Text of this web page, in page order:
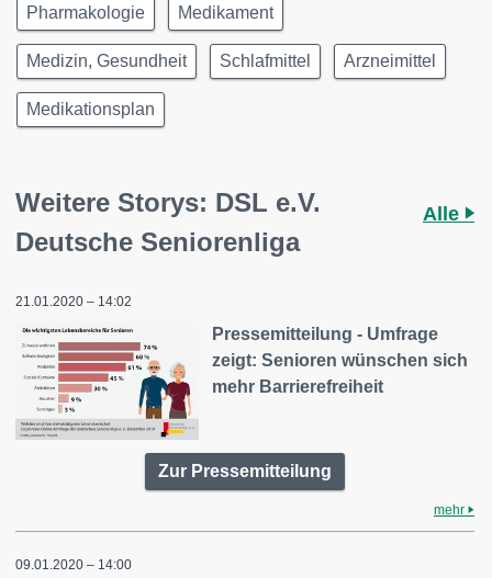
Pharmakologie Medikament
Medizin, Gesundheit Schlafmittel Arzneimittel
Medikationsplan
Weitere Storys: DSL e.V.
Deutsche Seniorenliga
Alle
21.01.2020 – 14:02
Pressemitteilung - Umfrage
zeigt: Senioren wünschen sich
mehr Barrierefreiheit
Zur Pressemitteilung
mehr
09.01.2020 – 14:00